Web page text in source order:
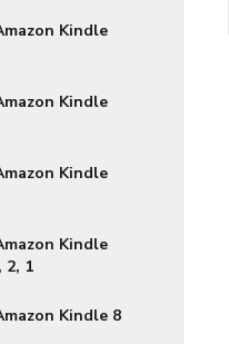
Kindle
Kindle
Kindle
Kindle
2, 1
Kindle 8